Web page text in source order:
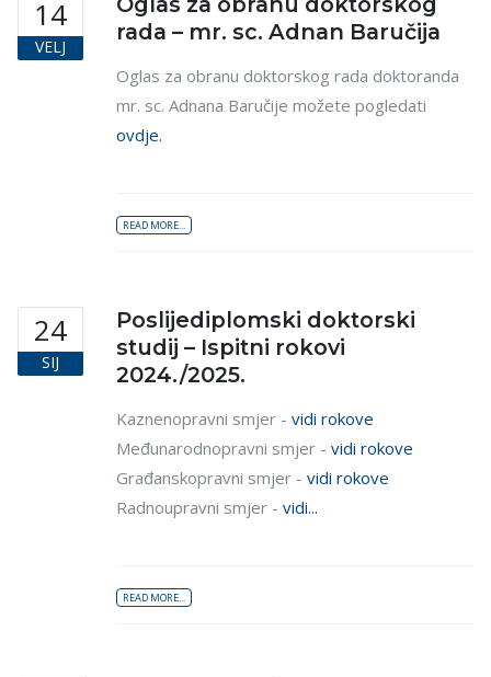
14
VELJ
rada – mr. sc. Adnan Baručija
Oglas za obranu doktorskog rada doktoranda
mr. sc. Adnana Baručije možete pogledati
ovdje.
READ MORE...
24
SIJ
Poslijediplomski doktorski
studij – Ispitni rokovi
2024./2025.
Kaznenopravni smjer - vidi rokove
Međunarodnopravni smjer - vidi rokove
Građanskopravni smjer - vidi rokove
Radnoupravni smjer - vidi...
READ MORE...